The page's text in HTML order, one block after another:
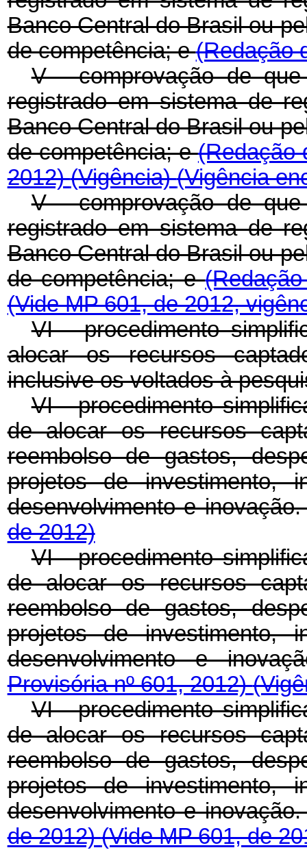
Banco Central do Brasil ou
de competência; e(Redação
V - comprovação de
registrado em sistema de
Banco Central do Brasil ou
de competência; e(Redação
2012)(Vigência)(Vigência
V - comprovação de
registrado em sistema de
Banco Central do Brasil ou
de competência; e
(Vide MP 601, de 2012,
VI - procedimento
alocar os recursos
inclusive os voltados à
VI - procedimento
de alocar os recursos
reembolso de gastos,
projetos de investimento,
desenvolvimento e
de 2012)
VI - procedimento
de alocar os recursos
reembolso de gastos,
projetos de investimento,
desenvolvimento e
Provisória nº 601, 2012)
VI - procedimento
de alocar os recursos
reembolso de gastos,
projetos de investimento,
desenvolvimento e
de 2012)(Vide MP 601, de